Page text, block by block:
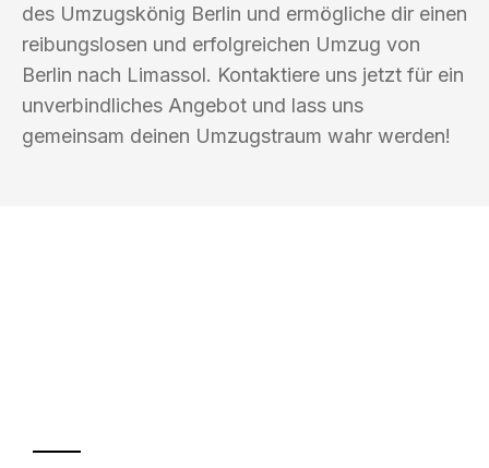
des Umzugskönig Berlin und ermögliche dir einen
reibungslosen und erfolgreichen Umzug von
Berlin nach Limassol. Kontaktiere uns jetzt für ein
unverbindliches Angebot und lass uns
gemeinsam deinen Umzugstraum wahr werden!